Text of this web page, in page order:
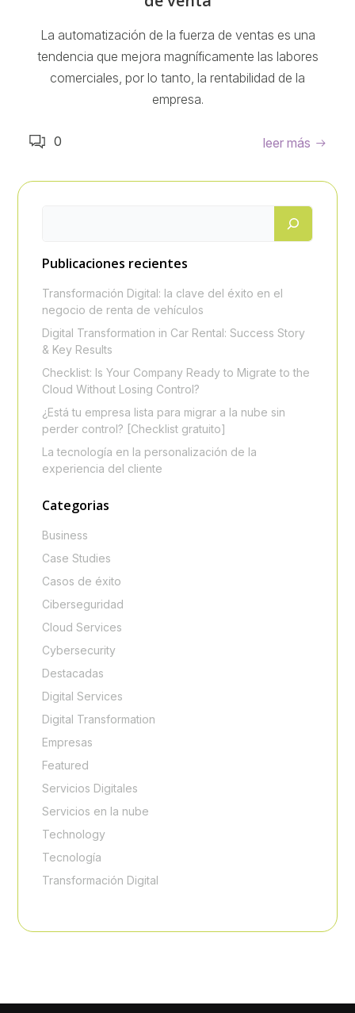
La automatización de la fuerza de ventas es una
tendencia que mejora magníficamente las labores
comerciales, por lo tanto, la rentabilidad de la
empresa.
0 leer más
Publicaciones recientes
Transformación Digital: la clave del éxito en el
negocio de renta de vehículos
Digital Transformation in Car Rental: Success Story
& Key Results
Checklist: Is Your Company Ready to Migrate to the
Cloud Without Losing Control?
¿Está tu empresa lista para migrar a la nube sin
perder control? [Checklist gratuito]
La tecnología en la personalización de la
experiencia del cliente
Categorias
Business
Case Studies
Casos de éxito
Ciberseguridad
Cloud Services
Cybersecurity
Destacadas
Digital Services
Digital Transformation
Empresas
Featured
Servicios Digitales
Servicios en la nube
Technology
Tecnología
Transformación Digital